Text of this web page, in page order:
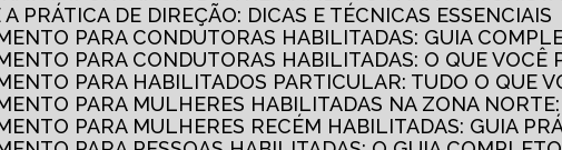
A PRÁTICA DE DIREÇÃO: DICAS E TÉCNICAS ESSENCIAIS
PARA CONDUTORAS HABILITADAS: GUIA
PARA CONDUTORAS HABILITADAS: O QUE VOCÊ
PARA HABILITADOS PARTICULAR: TUDO O QUE
PARA MULHERES HABILITADAS NA ZONA
PARA MULHERES RECÉM HABILITADAS: GUIA